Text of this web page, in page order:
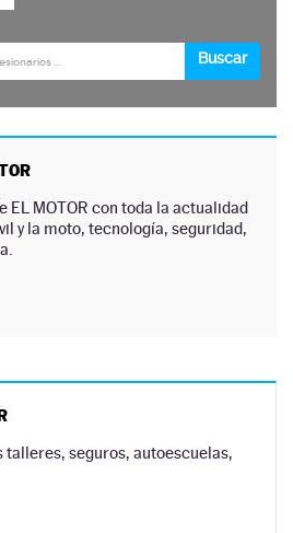
EL MOTOR con toda la actualidad
y la moto, tecnología, seguridad,
talleres, seguros, autoescuelas,